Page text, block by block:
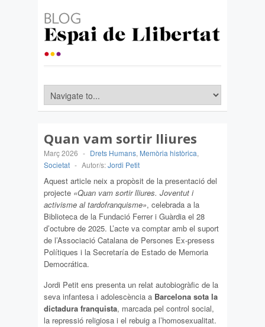
Quan vam sortir lliures
Març 2026 - Drets Humans, Memòria històrica,
Societat - Autor/s:Jordi Petit
Aquest article neix a propòsit de la presentació del
projecte «Quan vam sortir lliures. Joventut i
activisme al tardofranquisme», celebrada a la
Biblioteca de la Fundació Ferrer i Guàrdia el 28
d’octubre de 2025. L’acte va comptar amb el suport
de l’Associació Catalana de Persones Ex-presess
Polítiques i la Secretaría de Estado de Memoria
Democrática.
Jordi Petit ens presenta un relat autobiogràfic de la
seva infantesa i adolescència a Barcelona sota la
dictadura franquista, marcada pel control social,
la repressió religiosa i el rebuig a l’homosexualitat.